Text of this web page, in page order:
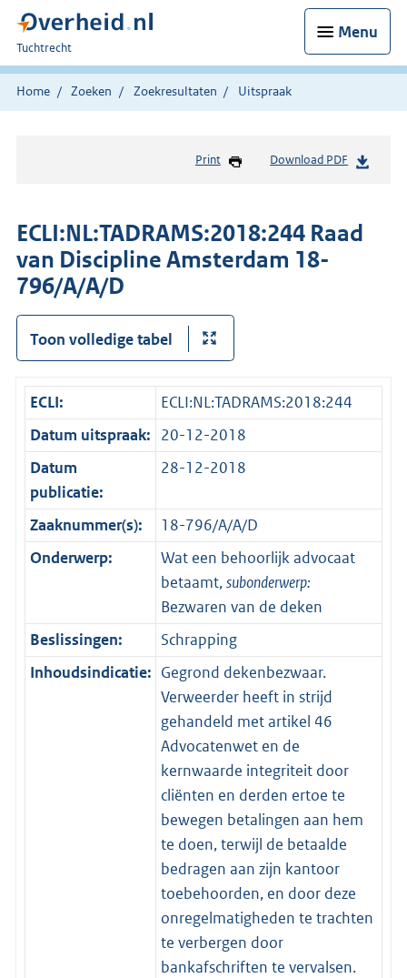
Menu
U
bent
hier:
Tuchtrecht
Home Zoeken Zoekresultaten Uitspraak
Print Download PDF
ECLI:NL:TADRAMS:2018:244 Raad
van Discipline Amsterdam 18-
796/A/A/D
Toon volledige tabel
ECLI:
ECLI:NL:TADRAMS:2018:244
Datum uitspraak: 20-12-2018
Datum
publicatie:
28-12-2018
Zaaknummer(s):
18-796/A/A/D
Onderwerp:
Wat een behoorlijk advocaat
betaamt,subonderwerp:
Bezwaren van de deken
Beslissingen:
Schrapping
Inhoudsindicatie: Gegrond dekenbezwaar.
Verweerder heeft in strijd
gehandeld met artikel 46
Advocatenwet en de
kernwaarde integriteit door
cliënten en derden ertoe te
bewegen betalingen aan hem
te doen, terwijl de betaalde
bedragen aan zijn kantoor
toebehoorden, en door deze
onregelmatigheden te trachten
te verbergen door
bankafschriften te vervalsen.